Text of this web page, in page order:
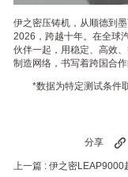
伊之密压铸机，从顺德到
2026，跨越十年。在全球
伙伴一起，用稳定、高效
制造网络，书写着跨国合作
*数据为特定测试条件
分享
上一篇 : 伊之密LEAP9000